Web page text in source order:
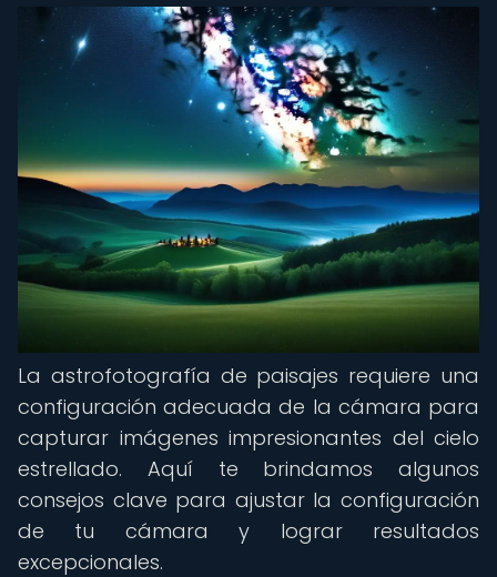
La astrofotografía de paisajes requiere una
configuración adecuada de la cámara para
capturar imágenes impresionantes del cielo
estrellado. Aquí te brindamos algunos
consejos clave para ajustar la configuración
de tu cámara y lograr resultados
excepcionales.